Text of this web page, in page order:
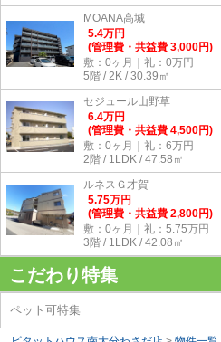
MOANA高城
5.4万円
(管理費・共益費 3,000円)
敷：0ヶ月｜礼：0万円
5階 / 2K / 30.39㎡
セジュール山野草
6.4万円
(管理費・共益費 4,500円)
敷：0ヶ月｜礼：6万円
2階 / 1LDK / 47.58㎡
ルネスＧ才賀
5.75万円
(管理費・共益費 2,800円)
敷：0ヶ月｜礼：5.75万円
3階 / 1LDK / 42.08㎡
こだわり特集
ペット可特集